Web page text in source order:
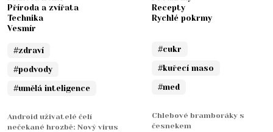
Příroda a zvířata
Technika
Vesmír
#zdraví
#podvody
#umělá inteligence
Android uživatelé čelí
nečekané hrozbě: Nový virus
Recepty
Rychlé pokrmy
#cukr
#kuřecí maso
#med
Chlebové bramboráky s
česnekem